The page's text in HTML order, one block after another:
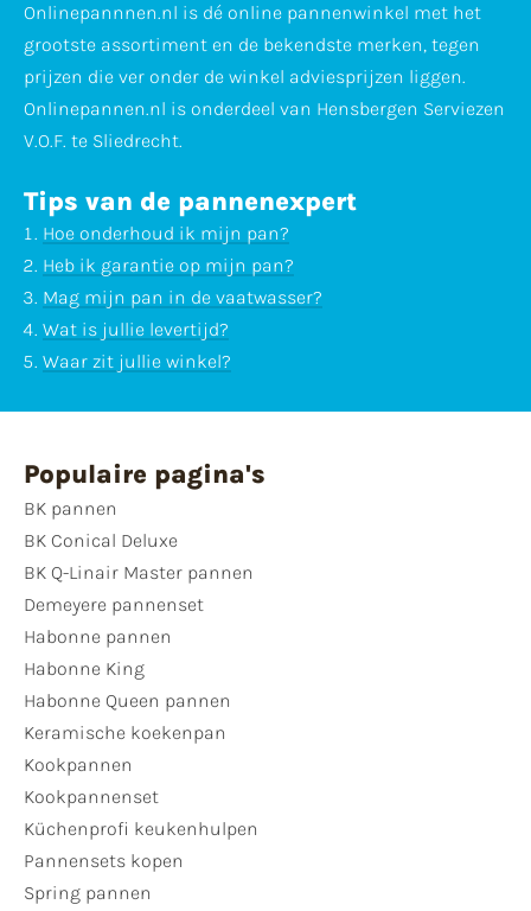
Onlinepannnen.nl is dé online pannenwinkel met het
grootste assortiment en de bekendste merken, tegen
prijzen die ver onder de winkel adviesprijzen liggen.
Onlinepannen.nl is onderdeel van Hensbergen Serviezen
V.O.F. te Sliedrecht.
Tips van de pannenexpert
Hoe onderhoud ik mijn pan?
Heb ik garantie op mijn pan?
Mag mijn pan in de vaatwasser?
Wat is jullie levertijd?
Waar zit jullie winkel?
Populaire pagina's
BK pannen
BK Conical Deluxe
BK Q-Linair Master pannen
Demeyere pannenset
Habonne pannen
Habonne King
Habonne Queen pannen
Keramische koekenpan
Kookpannen
Kookpannenset
Küchenprofi keukenhulpen
Pannensets kopen
Spring pannen